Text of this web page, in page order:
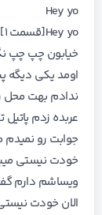
Hey yo
Hey yo[قسمت ۱]
خیابون چپ چپ
اومد یکی دیگه
ندادم بهت محل
عربده زدم پاتیل
جوابت رو نمیدم
خودت نیستی
ویساشم دارم
الان خودت